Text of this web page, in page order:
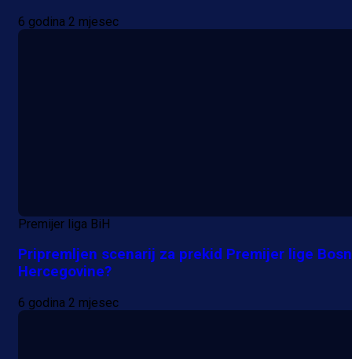
6 godina 2 mjesec
Premijer liga BiH
Pripremljen scenarij za prekid Premijer lige
Hercegovine?
6 godina 2 mjesec